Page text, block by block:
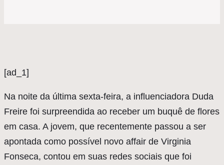
[ad_1]
Na noite da última sexta-feira, a influenciadora Duda
Freire foi surpreendida ao receber um buquê de flores
em casa. A jovem, que recentemente passou a ser
apontada como possível novo affair de Virginia
Fonseca, contou em suas redes sociais que foi